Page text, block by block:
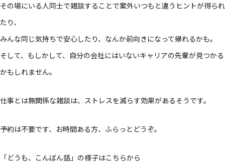
その場にいる人同士で雑談することで案外いつもと違うヒントが得られ
たり、
みんな同じ気持ちで安心したり、なんか前向きになって帰れるかも。
そして、もしかして、自分の会社にはいないキャリアの先輩が見つかる
かもしれません。
仕事とは無関係な雑談は、ストレスを減らす効果があるそうです。
予約は不要です、お時間ある方、ふらっとどうぞ。
「どうも、こんばん話」の様子はこちらから